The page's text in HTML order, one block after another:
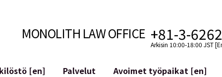
MONOLITH LAW OFFICE +81-3-
Arkisin 10:00-18:00 JST
[en]
Palvelut
Avoimet työpaikat [en]